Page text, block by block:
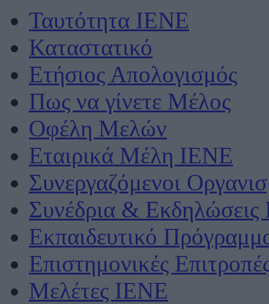
Ταυτότητα ΙΕΝΕ
Καταστατικό
Ετήσιος Απολογισμός
Πως να γίνετε Μέλος
Οφέλη Μελών
Εταιρικά Μέλη ΙΕΝΕ
Συνεργαζόμενοι
Συνέδρια &
Εκπαιδευτικό
Επιστημονικές
Μελέτες ΙΕΝΕ